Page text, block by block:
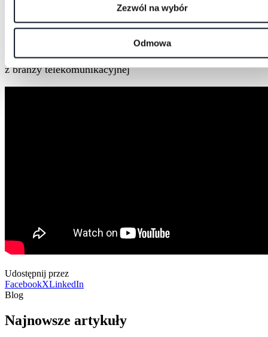
Zezwól na wybór
Odmowa
Symulowane środowisko – prawdziwe emocje. Case study
z branży telekomunikacyjnej
Udostępnij przez
FacebookXLinkedIn
Blog
Najnowsze artykuły